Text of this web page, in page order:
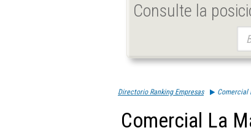
Consulte la
Directorio Ranking Empresas Comercial
Comercial La